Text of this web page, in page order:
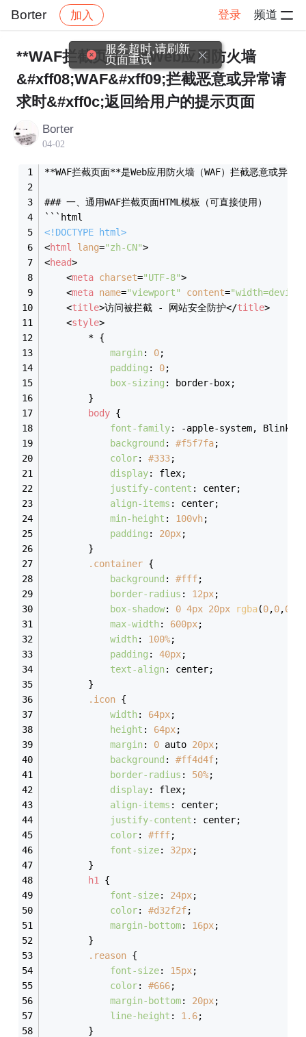
Borter 加入 登录 频道
社区 Borter 学习打卡 帖子详情
**WAF拦截页面**是Web应用防火墙
&#xff08;WAF&#xff09;拦截恶意或异常请
求时&#xff0c;返回给用户的提示页面
Borter
04-02
**WAF拦截页面**是Web应用防火墙（WAF）拦截恶意或异
### 一、通用WAF拦截页面HTML模板（可直接使用）
```html
<!DOCTYPE
html>
<html lang="zh-CN">
<head>
<meta charset="UTF-8">
<meta name="viewport" content=
<title>访问被拦截 - 网站安全防护</title>
<style>
        * {
margin: 0;
padding : 0;
box-sizing : border-box;
        }
body {
font-family: -apple-system,
background : #f5f7fa;
color: #333;
display: flex;
justify-content : center;
align-items : center;
min-height : 100vh;
padding : 20px;
        }
.container {
background : #fff;
border-radius : 12px;
box-shadow: 0 4px 20px rgba(0,0,0
max-width: 600px;
width: 100%;
padding : 40px;
text-align: center;
        }
.icon {
width: 64px;
height : 64px;
margin: 0 auto 20px;
background : #ff4d4f;
border-radius : 50%;
display: flex;
align-items : center;
justify-content : center;
color: #fff;
font-size: 32px;
        }
h1
{
font-size: 24px;
color: #d32f2f;
margin-bottom: 16px;
        }
.reason {
font-size: 15px;
color: #666;
margin-bottom: 20px;
line-height : 1.6;
        }
服务超时,请刷新
页面重试